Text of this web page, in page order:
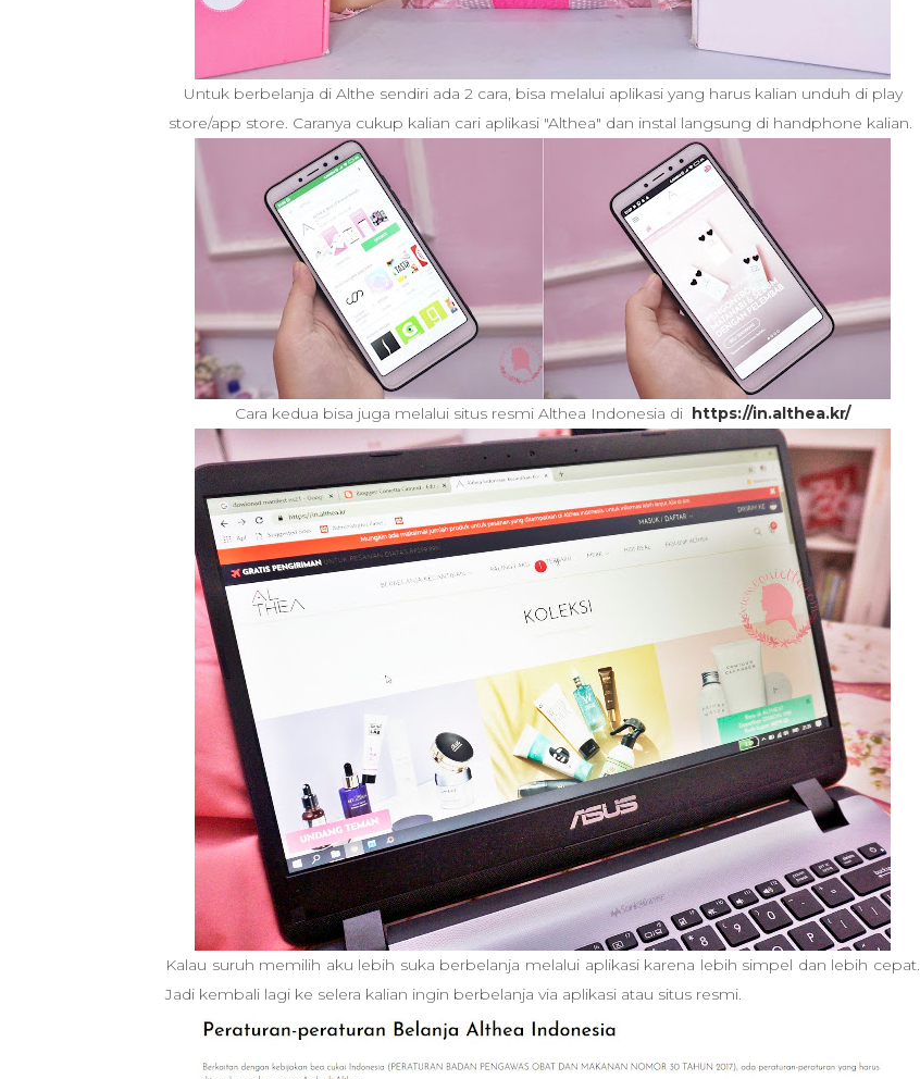
Untuk berbelanja di Althe sendiri ada 2 cara, bisa melalui aplikasi yang harus kalian unduh di play
store/app store. Caranya cukup kalian cari aplikasi "Althea" dan instal langsung di handphone kalian.
Cara kedua bisa juga melalui situs resmi Althea Indonesia di https://in.althea.kr/
Kalau suruh memilih aku lebih suka berbelanja melalui aplikasi karena lebih simpel dan lebih cepat.
Jadi kembali lagi ke selera kalian ingin berbelanja via aplikasi atau situs resmi.